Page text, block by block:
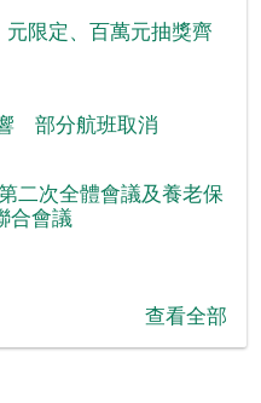
限定、百萬元抽獎齊
部分航班取消
二次全體會議及養老保
合會議
查看全部